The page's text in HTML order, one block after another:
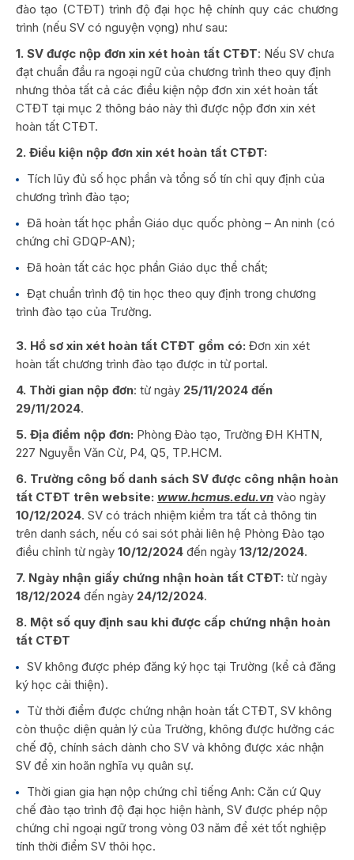
đào tạo (CTĐT) trình độ đại học hệ chính quy các chương
trình (nếu SV có nguyện vọng) như sau:
1. SV được nộp đơn xin xét hoàn tất CTĐT: Nếu SV chưa
đạt chuẩn đầu ra ngoại ngữ của chương trình theo quy định
nhưng thỏa tất cả các điều kiện nộp đơn xin xét hoàn tất
CTĐT tại mục 2 thông báo này thì được nộp đơn xin xét
hoàn tất CTĐT.
2. Điều kiện nộp đơn xin xét hoàn tất CTĐT:
Tích lũy đủ số học phần và tổng số tín chỉ quy định của
chương trình đào tạo;
Đã hoàn tất học phần Giáo dục quốc phòng – An ninh (có
chứng chỉ GDQP-AN);
Đã hoàn tất các học phần Giáo dục thể chất;
Đạt chuẩn trình độ tin học theo quy định trong chương
trình đào tạo của Trường.
3. Hồ sơ xin xét hoàn tất CTĐT gồm có: Đơn xin xét
hoàn tất chương trình đào tạo được in từ portal.
4. Thời gian nộp đơn: từ ngày 25/11/2024 đến
29/11/2024.
5. Địa điểm nộp đơn: Phòng Đào tạo, Trường ĐH KHTN,
227 Nguyễn Văn Cừ, P4, Q5, TP.HCM.
6. Trường công bố danh sách SV được công nhận hoàn
tất CTĐT trên website: www.hcmus.edu.vn vào ngày
10/12/2024. SV có trách nhiệm kiểm tra tất cả thông tin
trên danh sách, nếu có sai sót phải liên hệ Phòng Đào tạo
điều chỉnh từ ngày 10/12/2024 đến ngày 13/12/2024.
7. Ngày nhận giấy chứng nhận hoàn tất CTĐT: từ ngày
18/12/2024 đến ngày 24/12/2024.
8. Một số quy định sau khi được cấp chứng nhận hoàn
tất CTĐT
SV không được phép đăng ký học tại Trường (kể cả đăng
ký học cải thiện).
Từ thời điểm được chứng nhận hoàn tất CTĐT, SV không
còn thuộc diện quản lý của Trường, không được hưởng các
chế độ, chính sách dành cho SV và không được xác nhận
SV để xin hoãn nghĩa vụ quân sự.
Thời gian gia hạn nộp chứng chỉ tiếng Anh: Căn cứ Quy
chế đào tạo trình độ đại học hiện hành, SV được phép nộp
chứng chỉ ngoại ngữ trong vòng 03 năm để xét tốt nghiệp
tính thời điểm SV thôi học.